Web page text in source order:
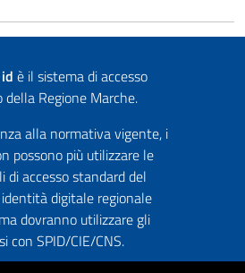
è il sistema di accesso
della Regione Marche.
alla normativa vigente, i
possono più utilizzare le
di accesso standard del
digitale regionale
dovranno utilizzare gli
con SPID/CIE/CNS.